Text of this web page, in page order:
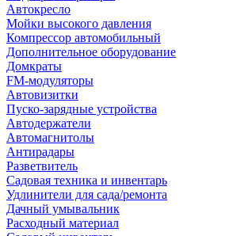
Автокресло
Мойки высокого давления
Компрессор автомобильный
Дополнительное оборудование
Домкраты
FM-модуляторы
Автовизитки
Пуско-зарядные устройства
Автодержатели
Автомагнитолы
Антирадары
Разветвитель
Садовая техника и инвентарь
Удлинители для сада/ремонта
Дачный умывальник
Расходный материал